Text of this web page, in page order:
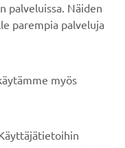
palveluissa. Näiden
parempia palveluja
myös